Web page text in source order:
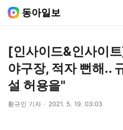
동아일보
[인사이드&인사이
야구장, 적자 뻔해..
설 허용을"
황규인 기자 2021. 5. 19. 03:03